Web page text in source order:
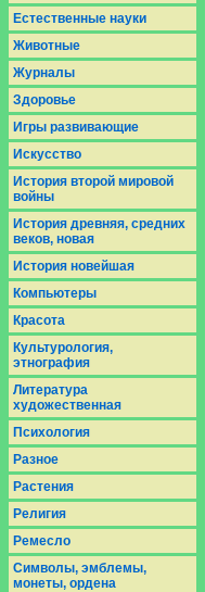
Естественные науки
Животные
Журналы
Здоровье
Игры развивающие
Искусство
История второй мировой
войны
История древняя, средних
веков, новая
История новейшая
Компьютеры
Красота
Культурология,
этнография
Литература
художественная
Психология
Разное
Растения
Религия
Ремесло
Символы, эмблемы,
монеты, ордена